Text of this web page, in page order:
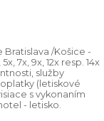
/Košice -
7x, 9x, 12x resp. 14x
služby
(letiskové
s vykonaním
- letisko.